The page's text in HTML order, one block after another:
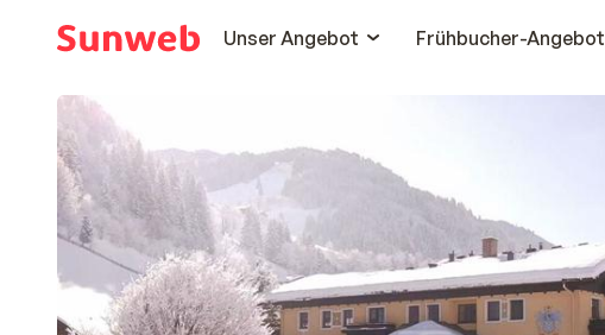
Unser Angebot
Frühbucher-Angebot